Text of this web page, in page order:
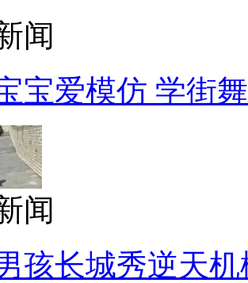
闻
宝爱模仿 学街
闻
孩长城秀逆天机